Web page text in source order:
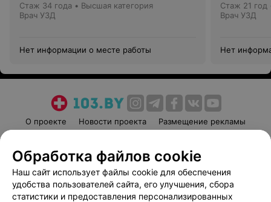
Стаж 34 года • Высшая категория
Врач УЗД
Нет информации о месте работы
Стаж 21 год
Врач УЗД
Нет
О проекте Новости проекта
Размещение рекламы
Пользовательское соглашение
Способы оплаты
Вакансии
Партнеры
Написать руководителю 103.by
Обработка файлов cookie
Наш сайт использует файлы cookie для обеспечения
удобства пользователей сайта, его улучшения, сбора
статистики и предоставления персонализированных